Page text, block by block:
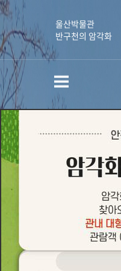
울산박물관
반구천의 암각화